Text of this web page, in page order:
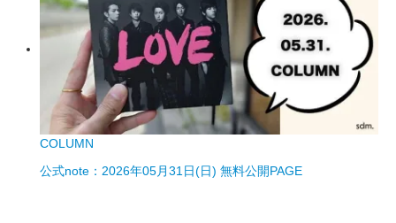
COLUMN
公式note：2026年05月31日(日) 無料公開PAGE